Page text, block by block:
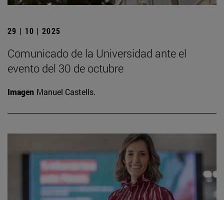
29 | 10 | 2025
Comunicado de la Universidad ante el
evento del 30 de octubre
Imagen Manuel Castells.